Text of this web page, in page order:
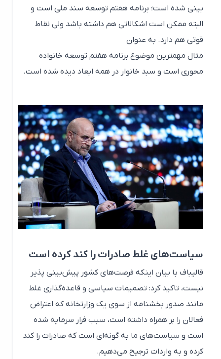
بینی شده است؛ برنامه هفتم توسعه سند ملی است و
البته ممکن است اشکالاتی هم داشته باشد ولی نقاط
قوتی هم دارد. به عنوان
مثال مهمترین موضوع برنامه هفتم توسعه خانواده
محوری است و سبد خانوار در همه ابعاد دیده شده است.
سیاست‌های غلط صادرات را کند کرده است
قالیباف با بیان اینکه فرصت‌های کشور پیش‌بینی پذیر
نیست، تاکید کرد: تصمیمات سیاسی و قاعده‌گذاری غلط
مانند صدور بخشنامه از سوی یک وزارتخانه که اعتراض
فعالان را بر همراه داشته است، سبب فرار سرمایه شده
است و سیاست‌های ما به گونه‌ای است که صادرات را کند
کرده و به واردات ترجیح می‌دهیم.